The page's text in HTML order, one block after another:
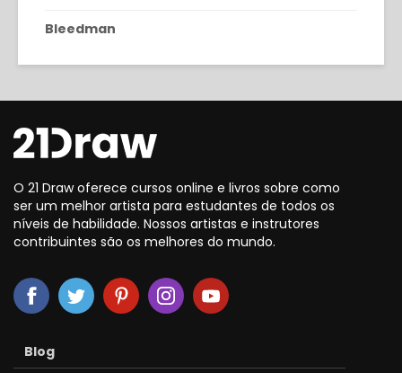
Bleedman
O 21 Draw oferece cursos online e livros sobre como
ser um melhor artista para estudantes de todos os
níveis de habilidade. Nossos artistas e instrutores
contribuintes são os melhores do mundo.
Blog